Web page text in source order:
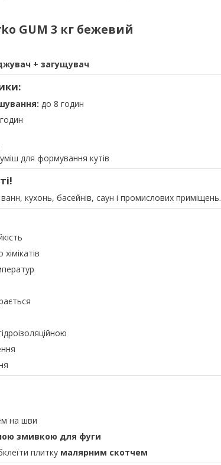
GUM 3 кг бежевий
+ загущувач
до 8 годин
для формування кутів
кухонь, басейнів, саун і промислових приміщень.
хімікатів
на шви
змивкою для фуги
плитку малярним скотчем